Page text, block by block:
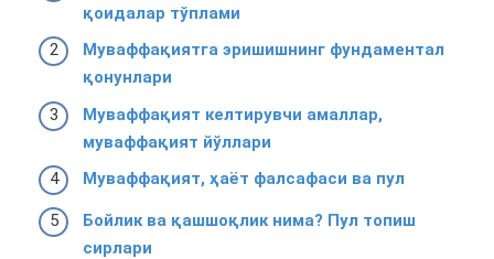
қоидалар тўплами
Муваффақиятга эришишнинг фундаментал
қонунлари
Муваффақият келтирувчи амаллар,
муваффақият йўллари
Муваффақият, ҳаёт фалсафаси ва пул
Бойлик ва қашшоқлик нима? Пул топиш
сирлари